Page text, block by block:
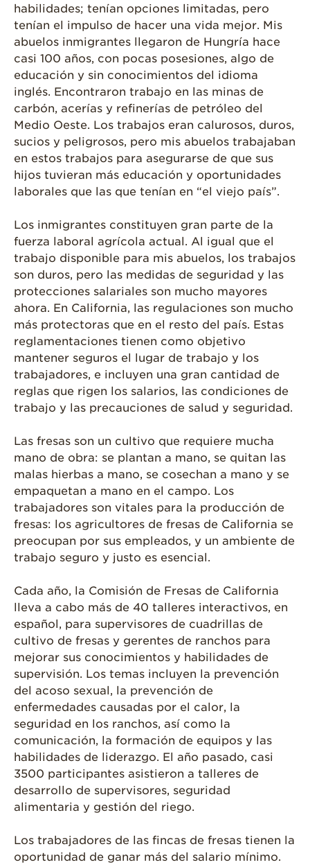
Historias de
Agricultores de
Fresa
Historias de
Trabajadores
Agrícolas
Seguridad de
Fresas y COVID-19
Blog
habilidades; tenían opciones limitadas, pero
tenían el impulso de hacer una vida mejor. Mis
abuelos inmigrantes llegaron de Hungría hace
casi 100 años, con pocas posesiones, algo de
educación y sin conocimientos del idioma
inglés. Encontraron trabajo en las minas de
carbón, acerías y refinerías de petróleo del
Medio Oeste. Los trabajos eran calurosos, duros,
sucios y peligrosos, pero mis abuelos trabajaban
en estos trabajos para asegurarse de que sus
hijos tuvieran más educación y oportunidades
laborales que las que tenían en “el viejo país”.
Los inmigrantes constituyen gran parte de la
fuerza laboral agrícola actual. Al igual que el
trabajo disponible para mis abuelos, los trabajos
son duros, pero las medidas de seguridad y las
protecciones salariales son mucho mayores
ahora. En California, las regulaciones son mucho
más protectoras que en el resto del país. Estas
reglamentaciones tienen como objetivo
mantener seguros el lugar de trabajo y los
trabajadores, e incluyen una gran cantidad de
reglas que rigen los salarios, las condiciones de
trabajo y las precauciones de salud y seguridad.
Las fresas son un cultivo que requiere mucha
mano de obra: se plantan a mano, se quitan las
malas hierbas a mano, se cosechan a mano y se
empaquetan a mano en el campo. Los
trabajadores son vitales para la producción de
fresas: los agricultores de fresas de California se
preocupan por sus empleados, y un ambiente de
trabajo seguro y justo es esencial.
Cada año, la Comisión de Fresas de California
lleva a cabo más de 40 talleres interactivos, en
español, para supervisores de cuadrillas de
cultivo de fresas y gerentes de ranchos para
mejorar sus conocimientos y habilidades de
supervisión. Los temas incluyen la prevención
del acoso sexual, la prevención de
enfermedades causadas por el calor, la
seguridad en los ranchos, así como la
comunicación, la formación de equipos y las
habilidades de liderazgo. El año pasado, casi
3500 participantes asistieron a talleres de
desarrollo de supervisores, seguridad
alimentaria y gestión del riego.
Los trabajadores de las fincas de fresas tienen la
oportunidad de ganar más del salario mínimo.